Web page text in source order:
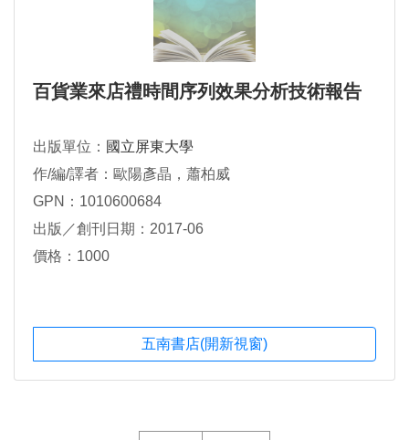
百貨業來店禮時間序列效果分析技術報告
出版單位： 國立屏東大學
作/編/譯者：歐陽彥晶，蕭柏威
GPN：1010600684
出版／創刊日期：2017-06
價格：1000
五南書店(開新視窗)